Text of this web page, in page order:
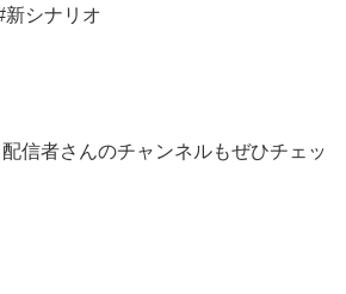
新シナリオ
信者さんのチャンネルもぜひチェッ